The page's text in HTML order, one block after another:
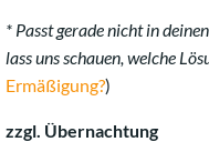
* Passt gerade nicht in
lass uns schauen, welche
Ermäßigung?)
zzgl. Übernachtung